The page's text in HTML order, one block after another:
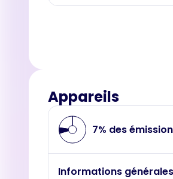
Appareils
7% des
Informations générales